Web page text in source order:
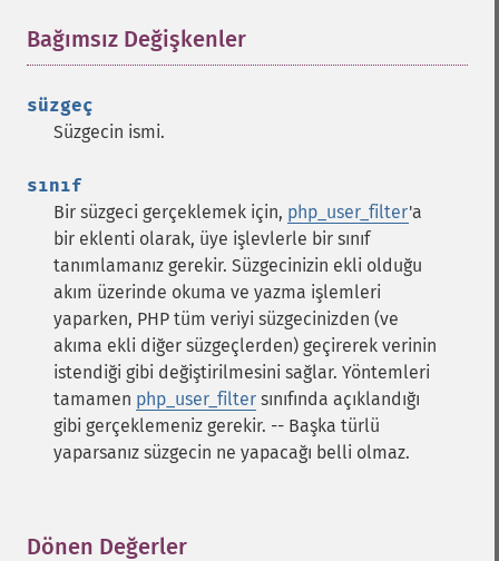
Bağımsız Değişkenler
süzgeç
Süzgecin ismi.
sınıf
Bir süzgeci gerçeklemek için, php_user_filter'a
bir eklenti olarak, üye işlevlerle bir sınıf
tanımlamanız gerekir. Süzgecinizin ekli olduğu
akım üzerinde okuma ve yazma işlemleri
yaparken, PHP tüm veriyi süzgecinizden (ve
akıma ekli diğer süzgeçlerden) geçirerek verinin
istendiği gibi değiştirilmesini sağlar. Yöntemleri
tamamen php_user_filter sınıfında açıklandığı
gibi gerçeklemeniz gerekir. -- Başka türlü
yaparsanız süzgecin ne yapacağı belli olmaz.
Dönen Değerler